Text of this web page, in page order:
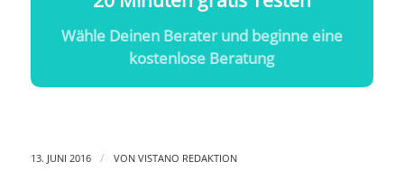
Wähle Deinen Berater und beginne eine
kostenlose Beratung
13. JUNI 2016 / VON VISTANO REDAKTION